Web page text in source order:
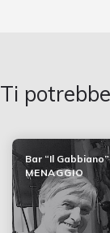
Ti
Bar “Il Gabbiano”
MENAGGIO